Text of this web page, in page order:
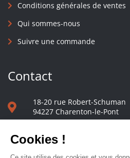
Conditions générales de ventes
Qui sommes-nous
Suivre une commande
Contact
18-20 rue Robert-Schuman
94227 Charenton-le-Pont